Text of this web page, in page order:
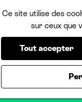
Ce site utilise des
sur ceux que
Tout accepter